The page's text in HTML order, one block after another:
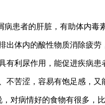
患者的肝脏，有助体内毒
体内的酸性物质消除疲劳
利尿作用，能促进疾病患
苦涩，容易有饱足感，又
对病情好的食物有很多，